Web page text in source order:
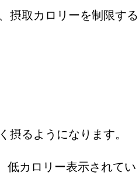
摂取カロリーを制限する
摂るようになります。
低カロリー表示されてい